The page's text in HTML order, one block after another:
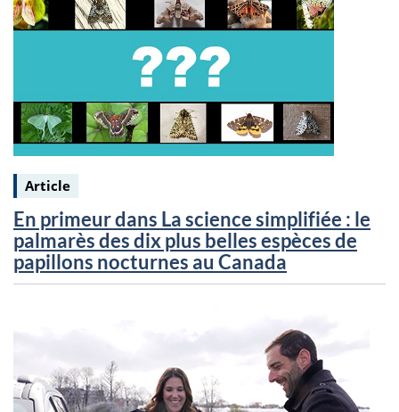
Keywords:
Article
En primeur dans La science simplifiée : le
palmarès des dix plus belles espèces de
papillons nocturnes au Canada